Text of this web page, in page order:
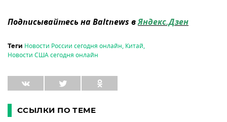
Подписывайтесь на Baltnews вЯндекс.Дзен
Теги Новости России сегодня онлайн, Китай,
Новости США сегодня онлайн
ССЫЛКИ ПО ТЕМЕ